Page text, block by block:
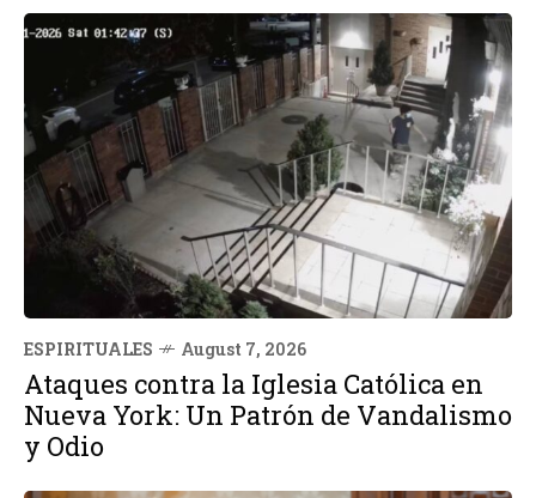
ESPIRITUALES August 7, 2026
Ataques contra la Iglesia Católica en
Nueva York: Un Patrón de Vandalismo
y Odio